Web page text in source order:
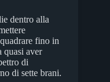
dentro alla
fino in
quasi aver
di
di sette brani.